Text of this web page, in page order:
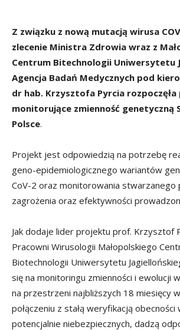
Z związku z nową mutacją wirusa
zlecenie Ministra Zdrowia wraz z
Centrum Bitechnologii Uniwersytetu
Agencja Badań Medycznych pod
dr hab. Krzysztofa Pyrcia rozpoczęła
monitorujące zmienność genetyczną
Polsce.
Projekt jest odpowiedzią na potrzebę
geno-epidemiologicznego wariantów
CoV-2 oraz monitorowania stwarzanego
zagrożenia oraz efektywności
Jak dodaje lider projektu prof. Krzysztof
Pracowni Wirusologii Małopolskiego
Biotechnologii Uniwersytetu
się na monitoringu zmienności i ewolucji
na przestrzeni najbliższych 18 miesięcy
połączeniu z stałą weryfikacją
potencjalnie niebezpiecznych, dadzą